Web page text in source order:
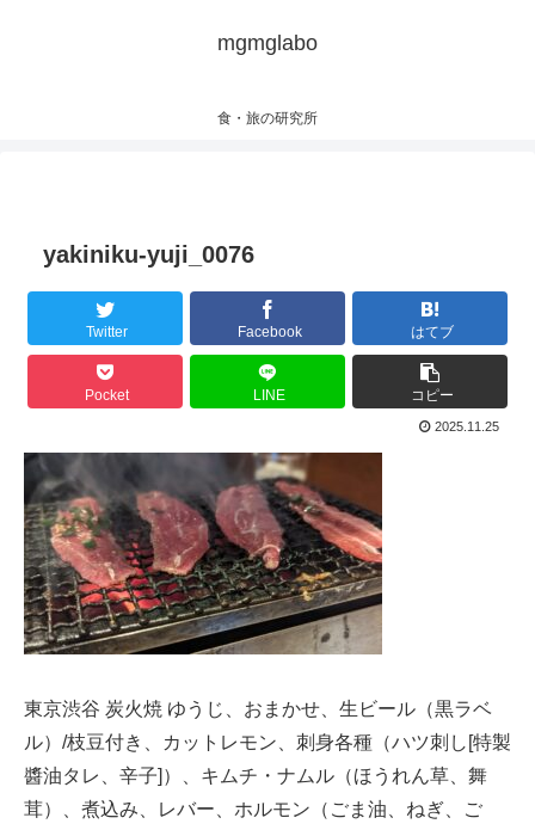
mgmglabo
食・旅の研究所
yakiniku-yuji_0076
Twitter Facebook はてブ
Pocket LINE コピー
2025.11.25
東京渋谷 炭火焼 ゆうじ、おまかせ、生ビール（黒ラベ
ル）/枝豆付き、カットレモン、刺身各種（ハツ刺し[特製
醬油タレ、辛子]）、キムチ・ナムル（ほうれん草、舞
茸）、煮込み、レバー、ホルモン（ごま油、ねぎ、ご